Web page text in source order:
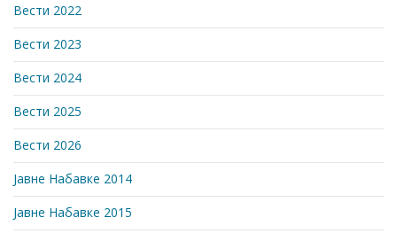
Вести 2022
Вести 2023
Вести 2024
Вести 2025
Вести 2026
Јавне Набавке 2014
Јавне Набавке 2015